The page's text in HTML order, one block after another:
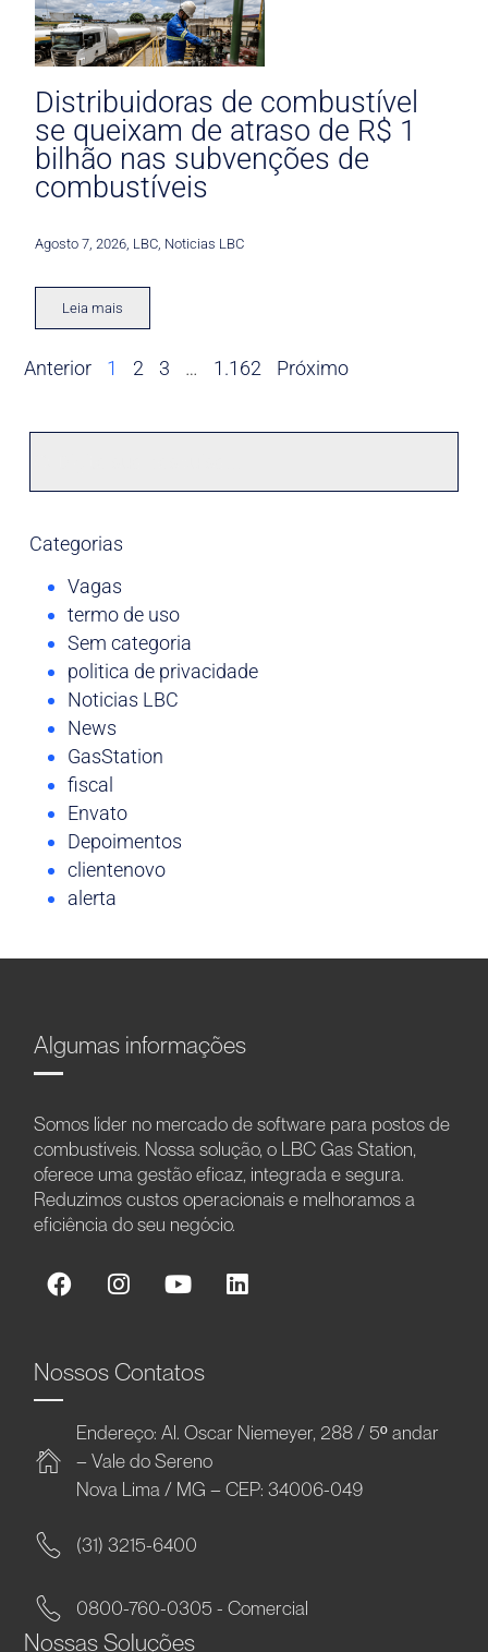
Distribuidoras de combustível
se queixam de atraso de R$ 1
bilhão nas subvenções de
combustíveis
Agosto 7, 2026 LBC Noticias LBC
Leia mais
Anterior 1 2 3 … 1.162 Próximo
Categorias
Vagas
termo de uso
Sem categoria
politica de privacidade
Noticias LBC
News
GasStation
fiscal
Envato
Depoimentos
clientenovo
alerta
Algumas informações
Somos líder no mercado de software para postos de
combustíveis. Nossa solução, o LBC Gas Station,
oferece uma gestão eficaz, integrada e segura.
Reduzimos custos operacionais e melhoramos a
eficiência do seu negócio.
Nossos Contatos
Endereço: Al. Oscar Niemeyer, 288 / 5º andar
– Vale do Sereno
Nova Lima / MG – CEP: 34006-049
(31) 3215-6400
0800-760-0305 - Comercial
Nossas Soluções